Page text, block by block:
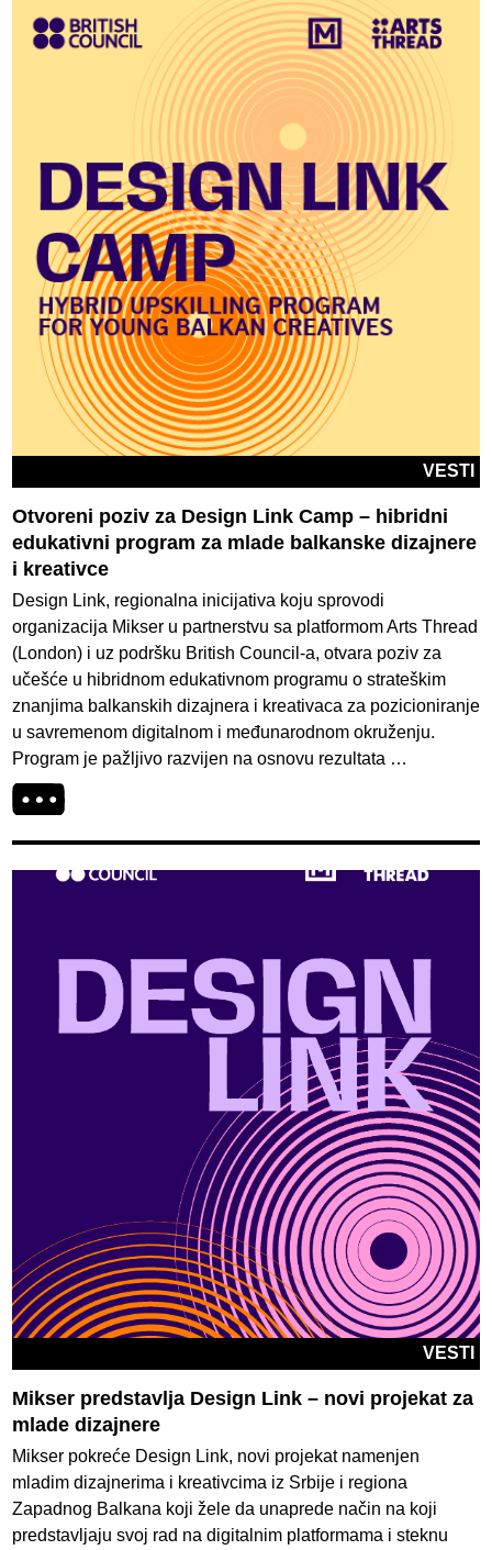
VESTI
Otvoreni poziv za Design Link Camp – hibridni
edukativni program za mlade balkanske dizajnere
i kreativce
Design Link, regionalna inicijativa koju sprovodi
organizacija Mikser u partnerstvu sa platformom Arts Thread
(London) i uz podršku British Council-a, otvara poziv za
učešće u hibridnom edukativnom programu o strateškim
znanjima balkanskih dizajnera i kreativaca za pozicioniranje
u savremenom digitalnom i međunarodnom okruženju.
Program je pažljivo razvijen na osnovu rezultata …
VESTI
Mikser predstavlja Design Link – novi projekat za
mlade dizajnere
Mikser pokreće Design Link, novi projekat namenjen
mladim dizajnerima i kreativcima iz Srbije i regiona
Zapadnog Balkana koji žele da unaprede način na koji
predstavljaju svoj rad na digitalnim platformama i steknu